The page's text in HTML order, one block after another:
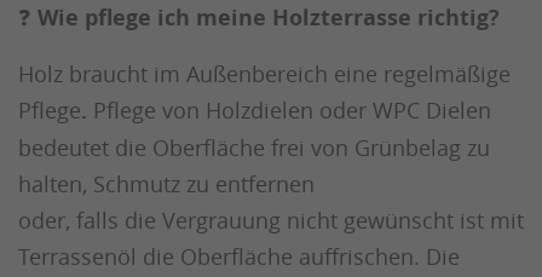
❓ Wie pflege ich meine Holzterrasse richtig?
Holz braucht im Außenbereich eine regelmäßige
Pflege. Pflege von Holzdielen oder WPC Dielen
bedeutet die Oberfläche frei von Grünbelag zu
halten, Schmutz zu entfernen
oder, falls die Vergrauung nicht gewünscht ist mit
Terrassenöl die Oberfläche auffrischen. Die